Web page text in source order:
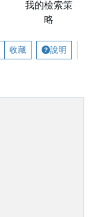
我的檢索策
略
收藏 說明